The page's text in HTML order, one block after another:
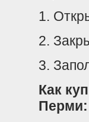
1.
2.
3.
Как
Перми: